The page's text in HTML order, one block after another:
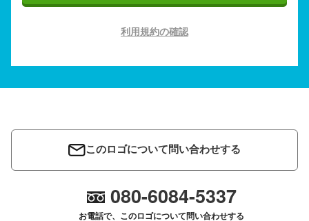
利用規約の確認
このロゴについて問い合わせする
080-6084-5337
お電話で、このロゴについて問い合わせする